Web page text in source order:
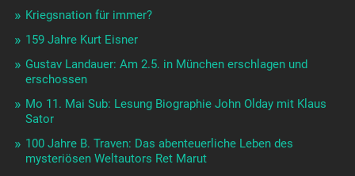
Kriegsnation für immer?
159 Jahre Kurt Eisner
Gustav Landauer: Am 2.5. in München erschlagen und
erschossen
Mo 11. Mai Sub: Lesung Biographie John Olday mit Klaus
Sator
100 Jahre B. Traven: Das abenteuerliche Leben des
mysteriösen Weltautors Ret Marut